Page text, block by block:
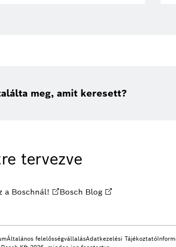
meg, amit keresett?
tervezve
a Boschnál! Bosch Blog
Általános felelősségvállalásAdatkezelési Tájékoztató